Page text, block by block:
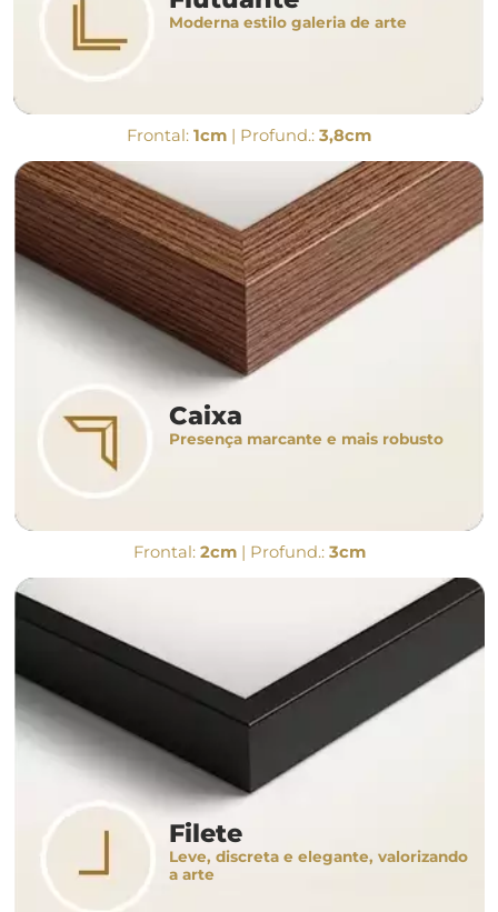
Moderna estilo galeria de arte
Frontal: 1cm | Profund.: 3,8cm
Caixa
Presença marcante e mais robusto
Frontal: 2cm| Profund.: 3cm
Filete
Leve, discreta e elegante, valorizando
a arte